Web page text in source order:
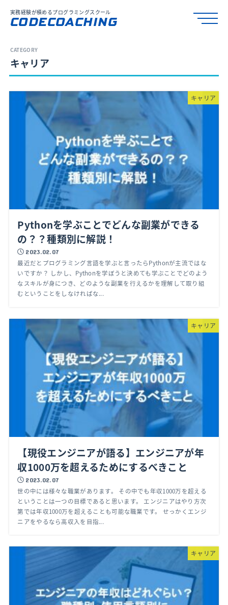
実務経験が積めるプログラミングスクール
CODECOACHING
キャリア
キャリア
Pythonを学ぶことでどんな副業ができる
の？？種類別に解説！
2023.02.07
最近だとプログラミング言語を学ぶと言ったらPythonが主流ではな
いですか？ しかし、Pythonを学ぼうと決めても学ぶことでどのよう
なスキルが身につき、どのような副業を行えるかを理解して取り組
むということをしなければな...
キャリア
【現役エンジニアが語る】エンジニアが年
収1000万を超えるためにするべきこと
2023.02.07
世の中には様々な職業があります。 その中でも年収1000万を超える
ということは一つの目標であると思います。 エンジニアはやり方次
第では年収1000万を超えることも可能な職業です。 せっかくエンジ
ニアをやるなら高収入を目指...
キャリア